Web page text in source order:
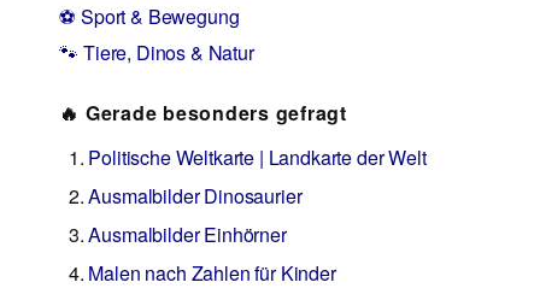
⚽ Sport & Bewegung
🐾 Tiere, Dinos & Natur
🔥 Gerade besonders gefragt
Politische Weltkarte | Landkarte der Welt
Ausmalbilder Dinosaurier
Ausmalbilder Einhörner
Malen nach Zahlen für Kinder